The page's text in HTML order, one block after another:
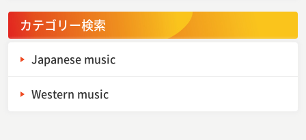
カテゴリー検索
Japanese music
Western music